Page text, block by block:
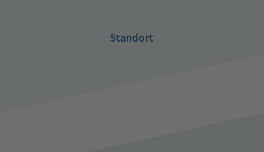
Standort